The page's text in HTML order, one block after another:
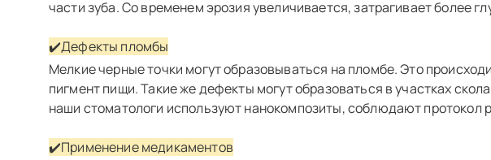
части зуба. Со временем эрозия увеличивается, затрагивает более
✔️Дефекты пломбы
Мелкие черные точки могут образовываться на пломбе. Это
пигмент пищи. Такие же дефекты могут образоваться в участках
наши стоматологи используют нанокомпозиты, соблюдают протокол
✔️Применение медикаментов